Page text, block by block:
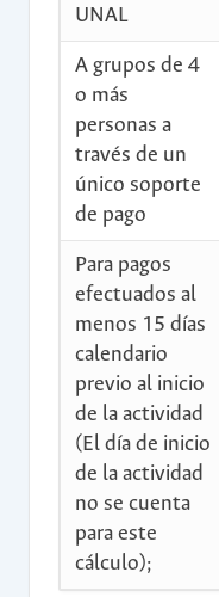
UNAL
A grupos de 4
o más
personas a
través de un
único soporte
de pago
Para pagos
efectuados al
menos 15 días
calendario
previo al inicio
de la actividad
(El día de inicio
de la actividad
no se cuenta
para este
cálculo);